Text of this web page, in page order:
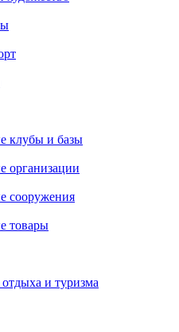
клубы и базы
организации
сооружения
товары
и туризма